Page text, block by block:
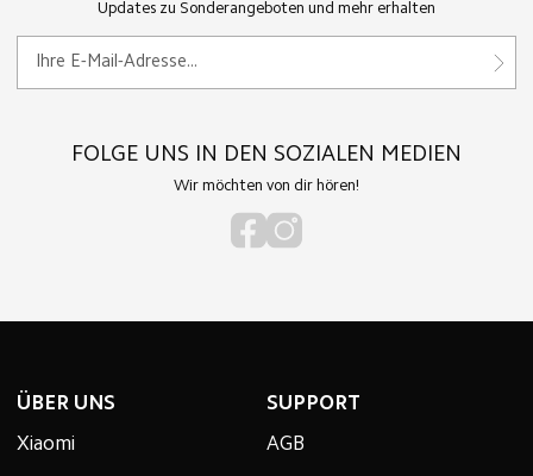
Updates zu Sonderangeboten und mehr erhalten
FOLGE UNS IN DEN SOZIALEN MEDIEN
Wir möchten von dir hören!
ÜBER UNS
Xiaomi
SUPPORT
AGB